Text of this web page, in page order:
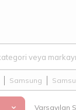
Samsung